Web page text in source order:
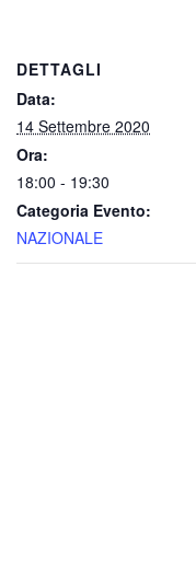
DETTAGLI
Data:
14 Settembre 2020
Ora:
18:00 - 19:30
Categoria Evento:
NAZIONALE